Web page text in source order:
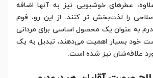
عطرهای خوشبویی نیز به آنها اضافه
را لذت‌بخش تر کنند. از این رو، فوم
به عنوان یک محصول اساسی برای مردانی
خود بسیار اهمیت می‌دهند، تبدیل به یک
علاقه‌شان نیز شده است.